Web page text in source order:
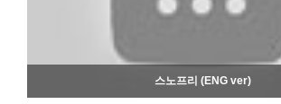
스노프리 (ENG ver)